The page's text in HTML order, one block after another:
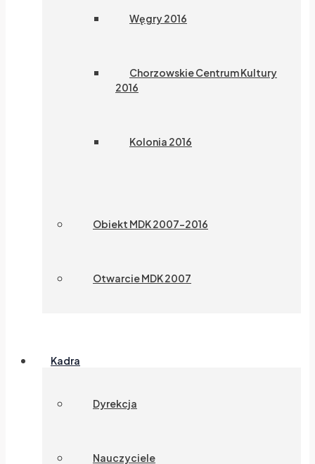
Węgry 2016
Chorzowskie Centrum Kultury
2016
Kolonia 2016
Obiekt MDK 2007-2016
Otwarcie MDK 2007
Kadra
Dyrekcja
Nauczyciele